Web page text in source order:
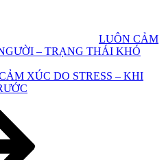
LUÔN CẢM
– TRẠNG THÁI KHÓ
XÚC DO STRESS – KHI